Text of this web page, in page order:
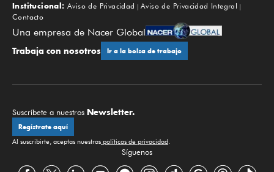
Institucional: Aviso de Privacidad
Aviso de Privacidad Integral
Contacto
Una empresa de Nacer Global
Trabaja con nosotros Ir a la bolsa de trabajo
Suscríbete a nuestros Newsletter.
Regístrate aquí
Al suscribirte, aceptas nuestras políticas de privacidad.
Síguenos